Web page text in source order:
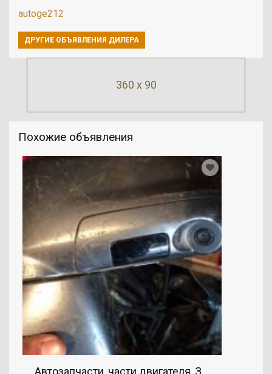
360 x 90
Похожие объявления
Автозапчасти, части двигателя, Зеркала,
autoge212
ДРУГИЕ ОБЪЯВЛЕНИЯ ДИЛЕРА